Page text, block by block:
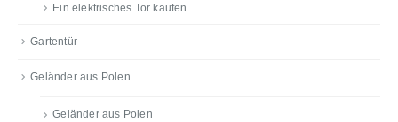
Ein elektrisches Tor kaufen
Gartentür
Geländer aus Polen
Geländer aus Polen